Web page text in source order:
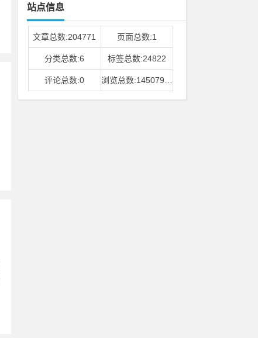
站点信息
文章总数:204771 页面总数:1
分类总数:6 标签总数:24822
评论总数:0